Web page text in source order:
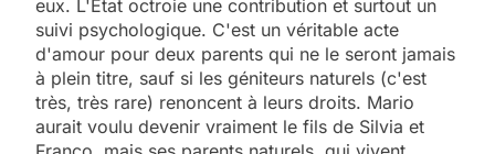
eux. L'Etat octroie une contribution et surtout un
suivi psychologique. C'est un véritable acte
d'amour pour deux parents qui ne le seront jamais
à plein titre, sauf si les géniteurs naturels (c'est
très, très rare) renoncent à leurs droits. Mario
aurait voulu devenir vraiment le fils de Silvia et